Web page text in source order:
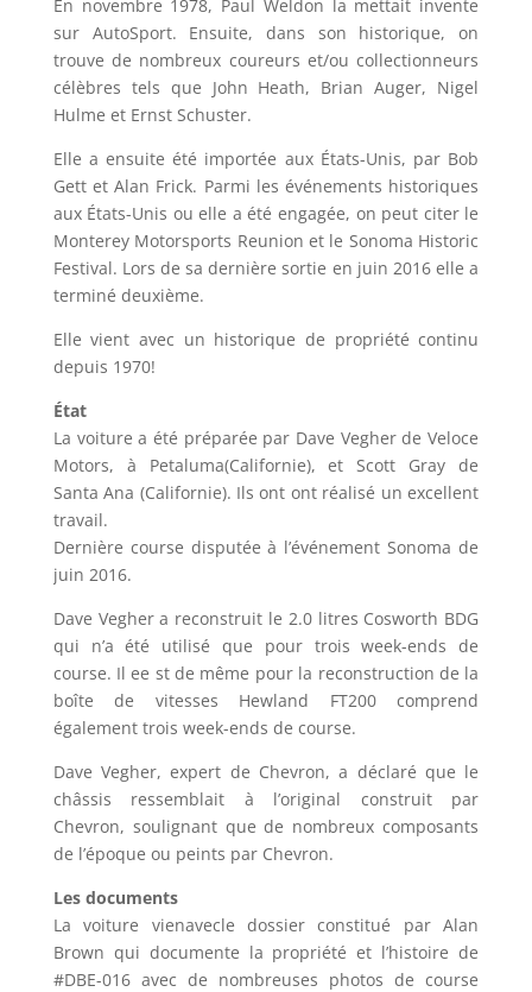
En novembre 1978, Paul Weldon la mettait invente
sur AutoSport. Ensuite, dans son historique, on
trouve de nombreux coureurs et/ou collectionneurs
célèbres tels que John Heath, Brian Auger, Nigel
Hulme et Ernst Schuster.
Elle a ensuite été importée aux États-Unis, par Bob
Gett et Alan Frick. Parmi les événements historiques
aux États-Unis ou elle a été engagée, on peut citer le
Monterey Motorsports Reunion et le Sonoma Historic
Festival. Lors de sa dernière sortie en juin 2016 elle a
terminé deuxième.
Elle vient avec un historique de propriété continu
depuis 1970!
État
La voiture a été préparée par Dave Vegher de Veloce
Motors, à Petaluma(Californie), et Scott Gray de
Santa Ana (Californie). Ils ont ont réalisé un excellent
travail.
Dernière course disputée à l’événement Sonoma de
juin 2016.
Dave Vegher a reconstruit le 2.0 litres Cosworth BDG
qui n’a été utilisé que pour trois week-ends de
course. Il ee st de même pour la reconstruction de la
boîte de vitesses Hewland FT200 comprend
également trois week-ends de course.
Dave Vegher, expert de Chevron, a déclaré que le
châssis ressemblait à l’original construit par
Chevron, soulignant que de nombreux composants
de l’époque ou peints par Chevron.
Les documents
La voiture vienavecle dossier constitué par Alan
Brown qui documente la propriété et l’histoire de
#DBE-016 avec de nombreuses photos de course